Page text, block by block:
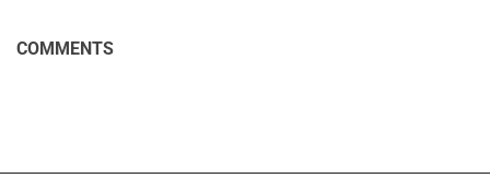
COMMENTS